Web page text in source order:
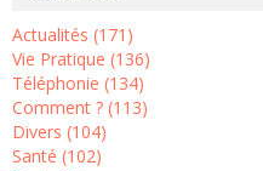
Actualités (171)
Vie Pratique (136)
Téléphonie (134)
Comment ? (113)
Divers (104)
Santé (102)